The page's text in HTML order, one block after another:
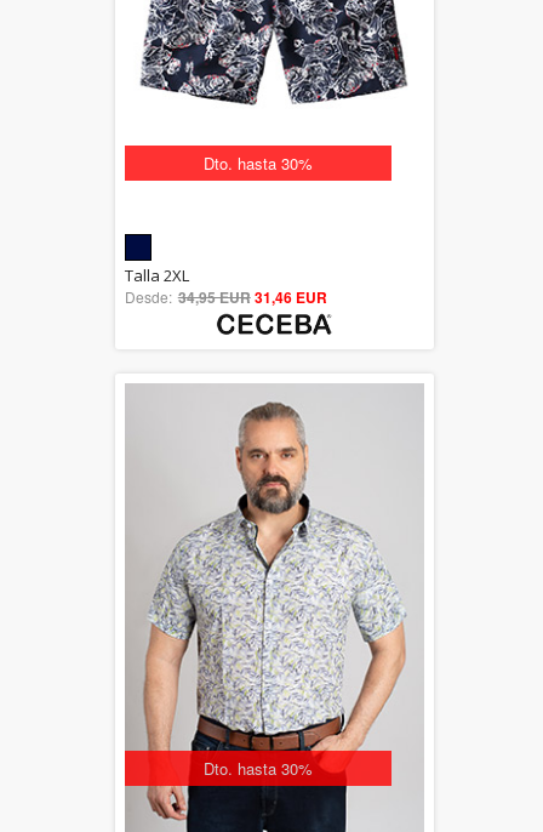
Dto. hasta 30%
out of 5
Talla 2XL
Desde: 34,95 EUR31,46 EUR
Dto. hasta 30%